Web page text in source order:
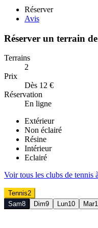
Réserver
Avis
Réserver un terrain de
Terrains
2
Prix
Dès 12 €
Réservation
En ligne
Extérieur
Non éclairé
Résine
Intérieur
Eclairé
Voir tous les clubs de tennis à
Tennis2
Sam8 Dim9 Lun10 Mar